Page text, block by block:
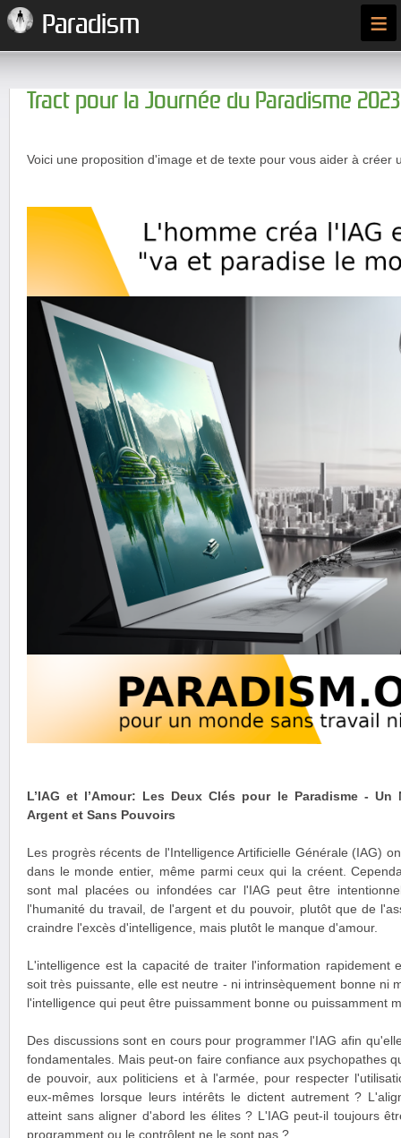
Paradism ≡
Tract pour la Journée du Paradisme 2023
Voici une proposition d'image et de texte pour vous aider à créer
L’IAG et l’Amour: Les Deux Clés pour le Paradisme - Un
Argent et Sans Pouvoirs
Les progrès récents de l'Intelligence Artificielle Générale (IAG)
dans le monde entier, même parmi ceux qui la créent.
sont mal placées ou infondées car l'IAG peut être
l'humanité du travail, de l'argent et du pouvoir, plutôt que de
craindre l'excès d'intelligence, mais plutôt le manque d'amour.
L'intelligence est la capacité de traiter l'information rapidement
soit très puissante, elle est neutre - ni intrinsèquement bonne ni
l'intelligence qui peut être puissamment bonne ou puissamment
Des discussions sont en cours pour programmer l'IAG afin
fondamentales. Mais peut-on faire confiance aux psychopathes
de pouvoir, aux politiciens et à l'armée, pour respecter
eux-mêmes lorsque leurs intérêts le dictent autrement ?
atteint sans aligner d'abord les élites ? L'IAG peut-il toujours
programment ou le contrôlent ne le sont pas ?